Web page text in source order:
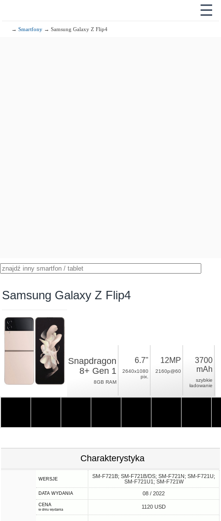
☰
→Smartfony → Samsung Galaxy Z Flip4
Samsung Galaxy Z Flip4
Snapdragon
8+ Gen 1
8GB RAM
6.7"
2640x1080
pix.
12MP
2160p@60
3700
mAh
szybkie
ładowanie
Charakterystyka
WERSJE
SM-F721B; SM-F721B/DS; SM-F721N; SM-F721U;
SM-F721U1; SM-F721W
DATA WYDANIA 08 / 2022
CENA
w dniu wydania 1120 USD